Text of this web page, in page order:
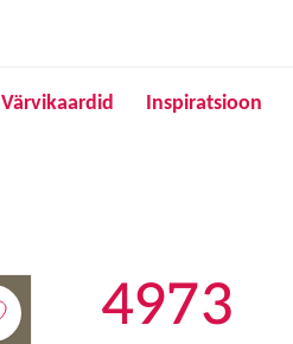
Värvikaardid Inspiratsioon
4973